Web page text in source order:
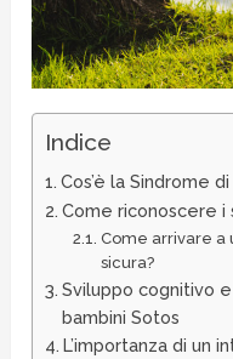
Indice
Cos’è la Sindrome
Come riconoscere i
Come arrivare a
sicura?
Sviluppo cognitivo
bambini Sotos
L’importanza di un